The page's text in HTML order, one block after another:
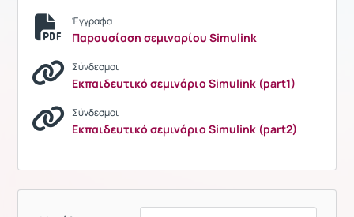
Έγγραφα
Παρουσίαση σεμιναρίου Simulink
Σύνδεσμοι
Εκπαιδευτικό σεμινάριο Simulink (part1)
Σύνδεσμοι
Εκπαιδευτικό σεμινάριο Simulink (part2)